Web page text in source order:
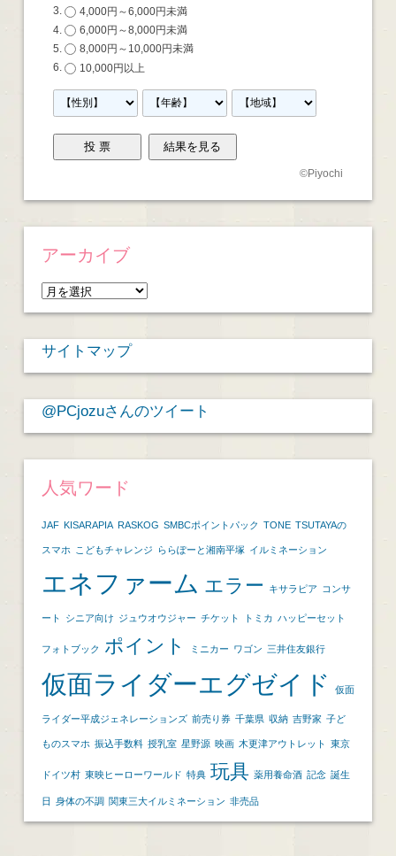
4,000円～6,000円未満
6,000円～8,000円未満
8,000円～10,000円未満
10,000円以上
©Piyochi
アーカイブ
ア
ー
カ
イ
サイトマップ
@PCjozuさんのツイート
人気ワード
JAF KISARAPIA RASKOG SMBCポイントパック TONE TSUTAYAの
スマホ こどもチャレンジ ららぽーと湘南平塚 イルミネーション
エネファーム エラー キサラピア コンサ
ート シニア向け ジュウオウジャー チケット トミカ ハッピーセット
フォトブック ポイント ミニカー ワゴン 三井住友銀行
仮面ライダーエグゼイド 仮面
ライダー平成ジェネレーションズ 前売り券 千葉県 収納 吉野家 子ど
ものスマホ 振込手数料 授乳室 星野源 映画 木更津アウトレット 東京
ドイツ村 東映ヒーローワールド 特典 玩具 薬用養命酒 記念 誕生
日 身体の不調 関東三大イルミネーション 非売品